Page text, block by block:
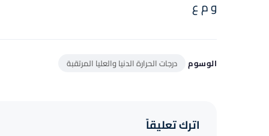
و م ع
الوسوم درجات الحرارة الدنيا والعليا المرتقبة
اترك تعليقاً